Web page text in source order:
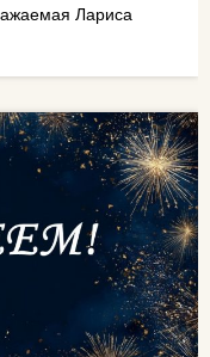
Лариса